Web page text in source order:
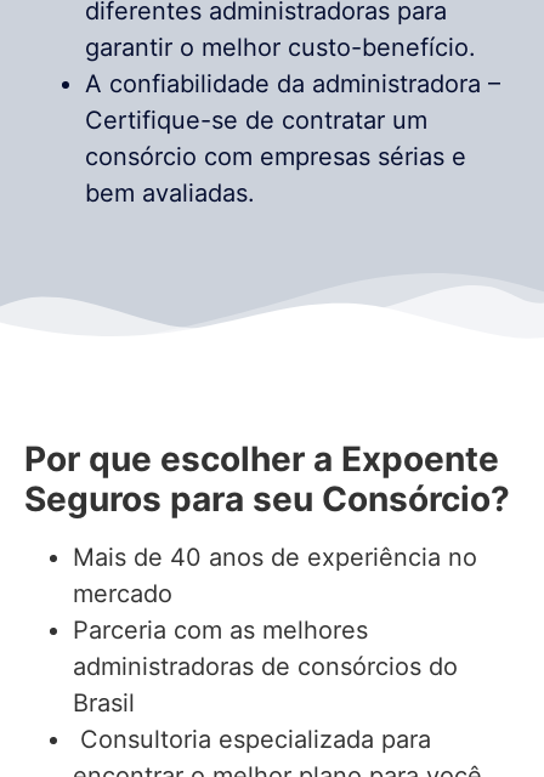
diferentes administradoras para
garantir o melhor custo-benefício.
A confiabilidade da administradora –
Certifique-se de contratar um
consórcio com empresas sérias e
bem avaliadas.
Por que escolher a Expoente
Seguros para seu Consórcio?
Mais de 40 anos de experiência no
mercado
Parceria com as melhores
administradoras de consórcios do
Brasil
Consultoria especializada para